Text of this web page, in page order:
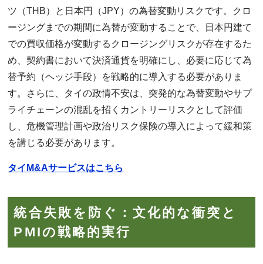
ツ（THB）と日本円（JPY）の為替変動リスクです。クロ
ージングまでの期間に為替が変動することで、日本円建て
での買収価格が変動するクロージングリスクが存在するた
め、契約書において決済通貨を明確にし、必要に応じて為
替予約（ヘッジ手段）を戦略的に導入する必要がありま
す。さらに、タイの政情不安は、突発的な為替変動やサプ
ライチェーンの混乱を招くカントリーリスクとして評価
し、危機管理計画や政治リスク保険の導入によって緩和策
を講じる必要があります。
タイM&Aサービスはこちら
統合失敗を防ぐ：文化的な衝突と
PMIの戦略的実行